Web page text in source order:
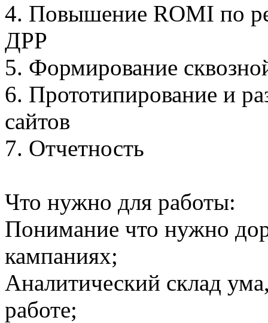
4. Повышение ROMI по
ДРР
5. Формирование
6. Прототипирование и
сайтов
7. Отчетность
Что нужно для работы:
Понимание что нужно
кампаниях;
Аналитический склад
работе;